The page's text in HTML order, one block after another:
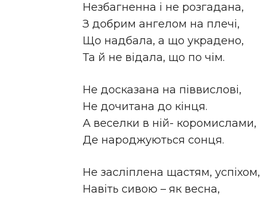
Незбагненна і не розгадана,
З добрим ангелом на плечі,
Що надбала, а що украдено,
Та й не відала, що по чім.
Не досказана на піввислові,
Не дочитана до кінця.
А веселки в ній- коромислами,
Де народжуються сонця.
Не засліплена щастям, успіхом,
Навіть сивою – як весна,